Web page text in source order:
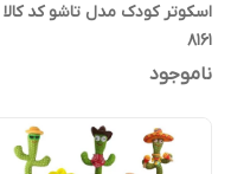
اسکوتر کودک مدل تاشو کد کالا
۸۱۶۱
ناموجود